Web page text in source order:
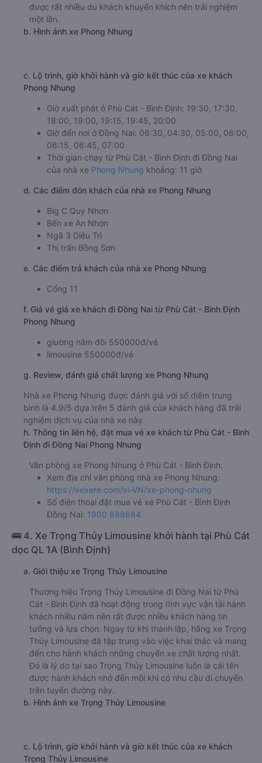
được rất nhiều du khách khuyến khích nên trải nghiệm
một lần.
b. Hình ảnh xe Phong Nhung
c. Lộ trình, giờ khởi hành và giờ kết thúc của xe khách
Phong Nhung
Giờ xuất phát ở Phù Cát - Bình Định: 19:30, 17:30,
18:00, 19:00, 19:15, 19:45, 20:00
Giờ đến nơi ở Đồng Nai: 06:30, 04:30, 05:00, 06:00,
06:15, 06:45, 07:00
Thời gian chạy từ Phù Cát - Bình Định đi Đồng Nai
của nhà xe Phong Nhung khoảng: 11 giờ
d. Các điểm đón khách của nhà xe Phong Nhung
Big C Quy Nhơn
Bến xe An Nhơn
Ngã 3 Diêu Trì
Thị trấn Bồng Sơn
e. Các điểm trả khách của nhà xe Phong Nhung
Cổng 11
f. Giá vé giá xe khách đi Đồng Nai từ Phù Cát - Bình Định
Phong Nhung
giường nằm đôi 550000đ/vé
limousine 550000đ/vé
g. Review, đánh giá chất lượng xe Phong Nhung
Nhà xe Phong Nhung được đánh giá với số điểm trung
bình là 4.9/5 dựa trên 5 đánh giá của khách hàng đã trải
nghiệm dịch vụ của nhà xe này.
h. Thông tin liên hệ, đặt mua vé xe khách từ Phù Cát - Bình
Định đi Đồng Nai Phong Nhung
Văn phòng xe Phong Nhung ở Phù Cát - Bình Định:
Xem địa chỉ văn phòng nhà xe Phong Nhung:
https://vexere.com/vi-VN/xe-phong-nhung
Số điện thoại đặt mua vé xe Phù Cát - Bình Định
Đồng Nai: 1900 888684
🚌 4. Xe Trọng Thủy Limousine khởi hành tại Phù Cát
dọc QL 1A (Bình Định)
a. Giới thiệu xe Trọng Thủy Limousine
Thương hiệu Trọng Thủy Limousine đi Đồng Nai từ Phù
Cát - Bình Định đã hoạt động trong lĩnh vực vận tải hành
khách nhiều năm nên rất được nhiều khách hàng tin
tưởng và lựa chọn. Ngay từ khi thành lập, hãng xe Trọng
Thủy Limousine đã tập trung vào việc khai thác và mang
đến cho hành khách những chuyến xe chất lượng nhất.
Đó là lý do tại sao Trọng Thủy Limousine luôn là cái tên
được hành khách nhớ đến mỗi khi có nhu cầu di chuyển
trên tuyến đường này.
b. Hình ảnh xe Trọng Thủy Limousine
c. Lộ trình, giờ khởi hành và giờ kết thúc của xe khách
Trọng Thủy Limousine